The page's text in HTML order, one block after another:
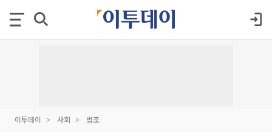
이투데이 사회 법조